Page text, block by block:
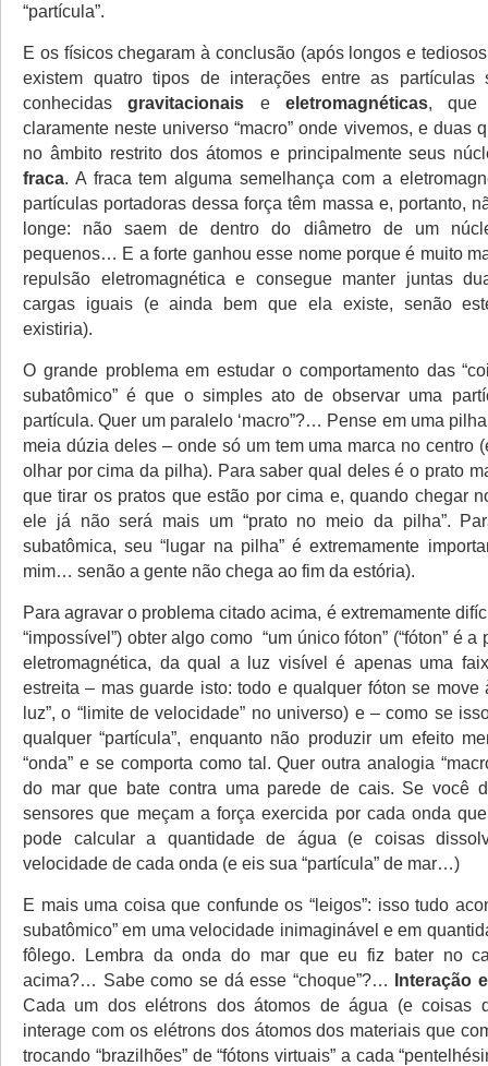
“partícula”.
E os físicos chegaram à conclusão (após longos e
existem quatro tipos de interações entre as partículas
conhecidasgravitacionais eeletromagnéticas, que
claramente neste universo “macro” onde vivemos, e duas
no âmbito restrito dos átomos e principalmente seus
fraca. A fraca tem alguma semelhança com a
partículas portadoras dessa força têm massa e, portanto,
longe: não saem de dentro do diâmetro de um
pequenos… E a forte ganhou esse nome porque é muito
repulsão eletromagnética e consegue manter juntas
cargas iguais (e ainda bem que ela existe, senão
existiria).
O grande problema em estudar o comportamento das
subatômico” é que o simples ato de observar uma
partícula. Quer um paralelo ‘macro”?… Pense em uma
meia dúzia deles – onde só um tem uma marca no centro
olhar por cima da pilha). Para saber qual deles é o prato
que tirar os pratos que estão por cima e, quando chegar
ele já não será mais um “prato no meio da pilha”.
subatômica, seu “lugar na pilha” é extremamente
mim… senão a gente não chega ao fim da estória).
Para agravar o problema citado acima, é extremamente
“impossível”) obter algo como “um único fóton” (“fóton” é
eletromagnética, da qual a luz visível é apenas uma
estreita – mas guarde isto: todo e qualquer fóton se move
luz”, o “limite de velocidade” no universo) e – como se
qualquer “partícula”, enquanto não produzir um efeito
“onda” e se comporta como tal. Quer outra analogia
do mar que bate contra uma parede de cais. Se você
sensores que meçam a força exercida por cada onda
pode calcular a quantidade de água (e coisas
velocidade de cada onda (e eis sua “partícula” de mar…)
E mais uma coisa que confunde os “leigos”: isso tudo
subatômico” em uma velocidade inimaginável e em
fôlego. Lembra da onda do mar que eu fiz bater no
acima?… Sabe como se dá esse “choque”?… Interação
Cada um dos elétrons dos átomos de água (e coisas
interage com os elétrons dos átomos dos materiais que
trocando “brazilhões” de “fótons virtuais” a cada